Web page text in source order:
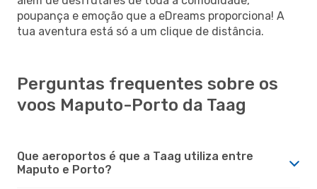
poupança e emoção que a eDreams proporciona! A
tua aventura está só a um clique de distância.
Perguntas frequentes sobre os
voos Maputo-Porto da Taag
Que aeroportos é que a Taag utiliza entre
Maputo e Porto?